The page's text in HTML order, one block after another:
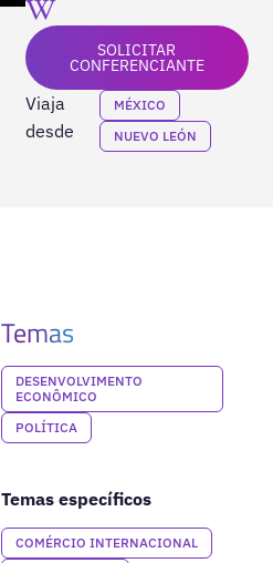
SOLICITAR
CONFERENCIANTE
Viaja
desde
MÉXICO
NUEVO LEÓN
Temas
DESENVOLVIMENTO
ECONÔMICO
POLÍTICA
Temas específicos
COMÉRCIO INTERNACIONAL